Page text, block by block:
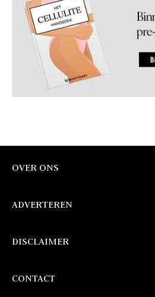
OVER ONS
ADVERTEREN
DISCLAIMER
CONTACT